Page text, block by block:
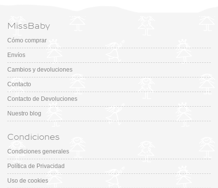
MissBaby
Cómo comprar
Envíos
Cambios y devoluciones
Contacto
Contacto de Devoluciones
Nuestro blog
Condiciones
Condiciones generales
Política de Privacidad
Uso de cookies